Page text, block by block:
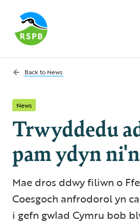
Back to News
News
Trwyddedu
pam ydyn
Mae dros ddwy filiwn o
Coesgoch anfrodorol yn
i gefn gwlad Cymru bob